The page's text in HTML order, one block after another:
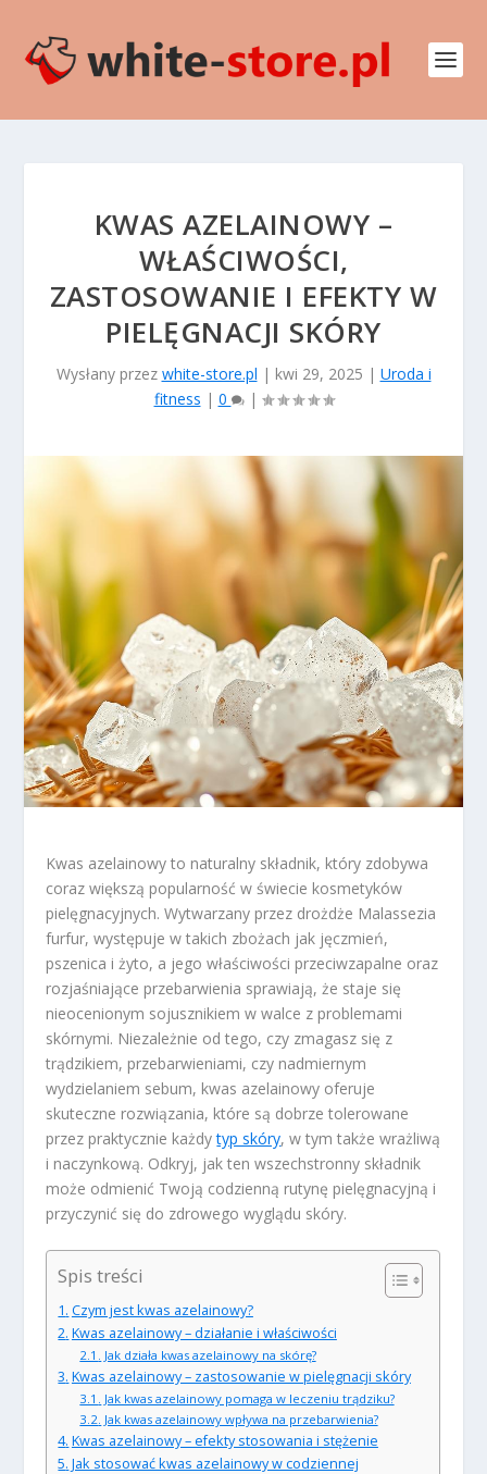
KWAS AZELAINOWY –
WŁAŚCIWOŚCI,
ZASTOSOWANIE I EFEKTY W
PIELĘGNACJI SKÓRY
Wysłany przez white-store.pl | kwi 29, 2025 | Uroda i
fitness | 0 |
Kwas azelainowy to naturalny składnik, który zdobywa
coraz większą popularność w świecie kosmetyków
pielęgnacyjnych. Wytwarzany przez drożdże Malassezia
furfur, występuje w takich zbożach jak jęczmień,
pszenica i żyto, a jego właściwości przeciwzapalne oraz
rozjaśniające przebarwienia sprawiają, że staje się
nieocenionym sojusznikiem w walce z problemami
skórnymi. Niezależnie od tego, czy zmagasz się z
trądzikiem, przebarwieniami, czy nadmiernym
wydzielaniem sebum, kwas azelainowy oferuje
skuteczne rozwiązania, które są dobrze tolerowane
przez praktycznie każdytyp skóry, w tym także wrażliwą
i naczynkową. Odkryj, jak ten wszechstronny składnik
może odmienić Twoją codzienną rutynę pielęgnacyjną i
przyczynić się do zdrowego wyglądu skóry.
Spis treści
Czym jest kwas azelainowy?
Kwas azelainowy – działanie i właściwości
Jak działa kwas azelainowy na skórę?
Kwas azelainowy – zastosowanie w pielęgnacji skóry
Jak kwas azelainowy pomaga w leczeniu trądziku?
Jak kwas azelainowy wpływa na przebarwienia?
Kwas azelainowy – efekty stosowania i stężenie
Jak stosować kwas azelainowy w codziennej